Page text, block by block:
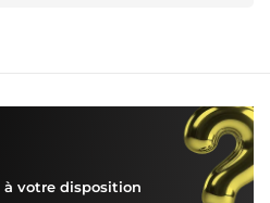
votre disposition